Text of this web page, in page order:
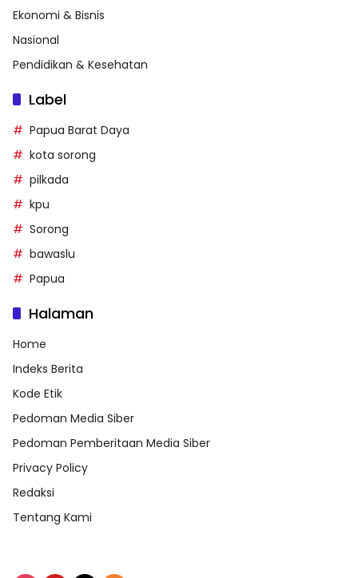
Ekonomi & Bisnis
Nasional
Pendidikan & Kesehatan
Label
Papua Barat Daya
kota sorong
pilkada
kpu
Sorong
bawaslu
Papua
Halaman
Home
Indeks Berita
Kode Etik
Pedoman Media Siber
Pedoman Pemberitaan Media Siber
Privacy Policy
Redaksi
Tentang Kami